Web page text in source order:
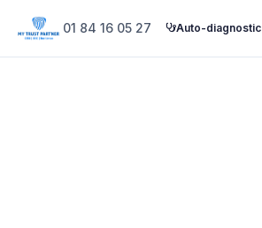
01 84 16 05 27 Auto-diagnostic